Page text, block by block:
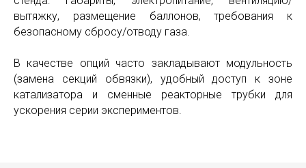
вытяжку, размещение баллонов, требования к
безопасному сбросу/отводу газа.
В качестве опций часто закладывают модульность
(замена секций обвязки), удобный доступ к зоне
катализатора и сменные реакторные трубки для
ускорения серии экспериментов.